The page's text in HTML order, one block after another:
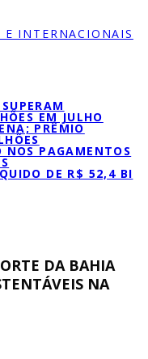
INTERNACIONAIS
EM JULHO
PRÊMIO
PAGAMENTOS
DE R$ 52,4 BI
DA BAHIA
NA